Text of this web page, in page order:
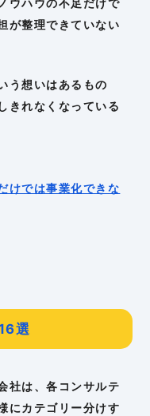
が整理できていない
う想いはあるもの
きれなくなっている
けでは事業化できな
選
社は、各コンサルテ
にカテゴリー分けす